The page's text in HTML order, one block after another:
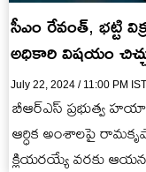
సీఎం రేవంత్, భట్టి
అధికారి విషయం
July 22, 2024 / 11:00 PM IST
బీఆర్ఎస్ ప్రభుత్వ
ఆర్ధిక అంశాలపై
క్లియరయ్యే వరకు